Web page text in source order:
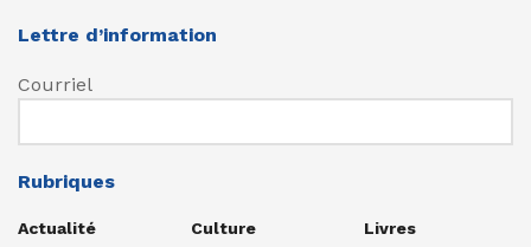
Lettre d’information
Courriel
Rubriques
Actualité
Culture
Livres